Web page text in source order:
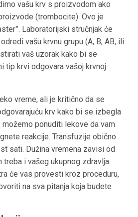
vašu krv s proizvodom ako
(trombocite). Ovo je
Laboratorijski stručnjak će
vašu krvnu grupu (A, B, AB, ili
vaš uzorak kako bi se
tip krvi odgovara vašoj krvnoj
vreme, ali je kritično da se
krv kako bi se izbegla
možemo ponuditi lekove da vam
reakcije. Transfuzije obično
sati. Dužina vremena zavisi od
treba i vašeg ukupnog zdravlja.
će vas provesti kroz proceduru,
na sva pitanja koja budete